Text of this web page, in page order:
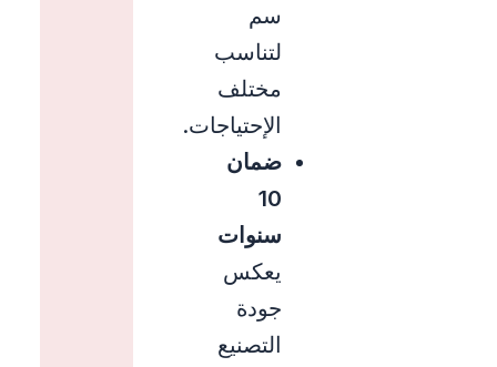
سم
لتناسب
مختلف
الإحتياجات.
ضمان
10
سنوات
يعكس
جودة
التصنيع